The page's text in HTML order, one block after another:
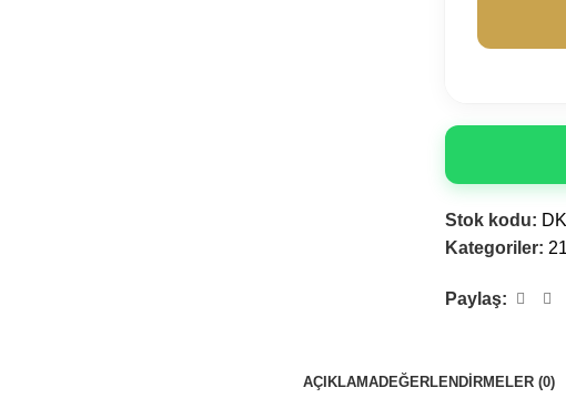
Stok kodu:
Kategoriler:
Paylaş:
AÇIKLAMADEĞERLENDIRMELER (0)